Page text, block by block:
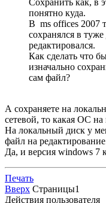
понятно куда.
В ms offices 2007
сохранялся в
редактировался.
Как сделать что
изначально
сам файл?
А сохраняете на
сетевой, то какая ОС
На локальный диск у
файл на
Да, и версия windows 7
Печать
Вверх Страницы1
Действия пользователя